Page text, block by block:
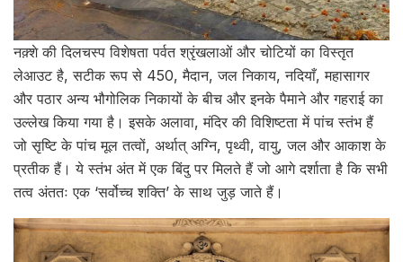
नक़्शे की दिलचस्प विशेषता पर्वत श्रृंखलाओं और चोटियों का विस्तृत
लेआउट है, सटीक रूप से 450, मैदान, जल निकाय, नदियाँ, महासागर
और पठार अन्य भौगोलिक निकायों के बीच और इनके पैमाने और गहराई का
उल्लेख किया गया है। इसके अलावा, मंदिर की विशिष्टता में पांच स्तंभ हैं
जो सृष्टि के पांच मूल तत्वों, अर्थात् अग्नि, पृथ्वी, वायु, जल और आकाश के
प्रतीक हैं। ये स्तंभ अंत में एक बिंदु पर मिलते हैं जो आगे दर्शाता है कि सभी
तत्व अंततः एक ‘सर्वोच्च शक्ति’ के साथ जुड़ जाते हैं।